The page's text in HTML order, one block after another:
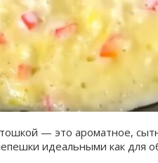
— это ароматное,
идеальными как для